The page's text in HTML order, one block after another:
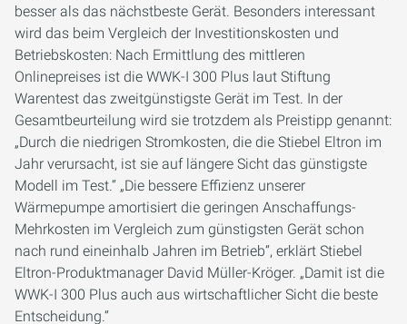
besser als das nächstbeste Gerät. Besonders interessant
wird das beim Vergleich der Investitionskosten und
Betriebskosten: Nach Ermittlung des mittleren
Onlinepreises ist die WWK-I 300 Plus laut Stiftung
Warentest das zweitgünstigste Gerät im Test. In der
Gesamtbeurteilung wird sie trotzdem als Preistipp genannt:
„Durch die niedrigen Stromkosten, die die Stiebel Eltron im
Jahr verursacht, ist sie auf längere Sicht das günstigste
Modell im Test.“ „Die bessere Effizienz unserer
Wärmepumpe amortisiert die geringen Anschaffungs-
Mehrkosten im Vergleich zum günstigsten Gerät schon
nach rund eineinhalb Jahren im Betrieb“, erklärt Stiebel
Eltron-Produktmanager David Müller-Kröger. „Damit ist die
WWK-I 300 Plus auch aus wirtschaftlicher Sicht die beste
Entscheidung.“